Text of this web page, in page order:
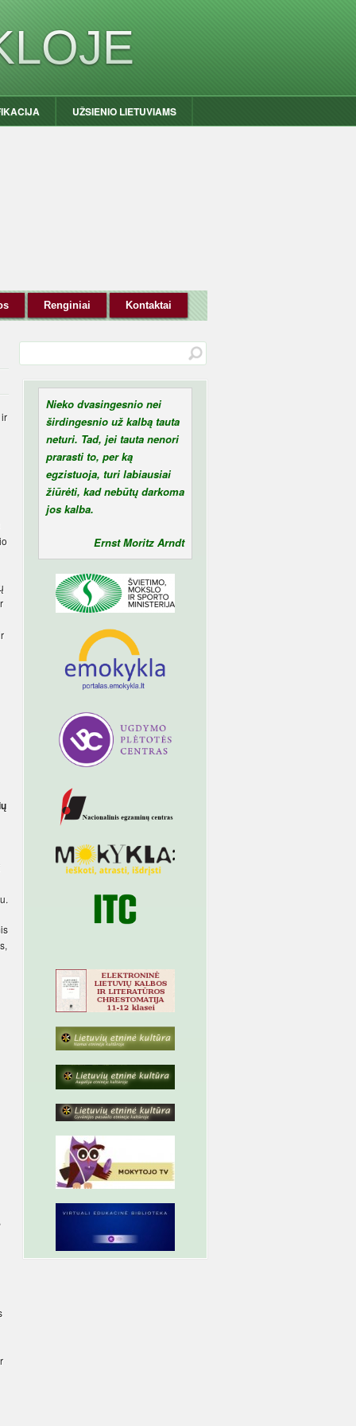
UŽSIENIO LIETUVIAMS
Renginiai Kontaktai
Nieko dvasingesnio nei
širdingesnio už kalbą tauta
neturi. Tad, jei tauta nenori
prarasti to, per ką
egzistuoja, turi labiausiai
žiūrėti, kad nebūtų darkoma
jos kalba.
Ernst Moritz Arndt